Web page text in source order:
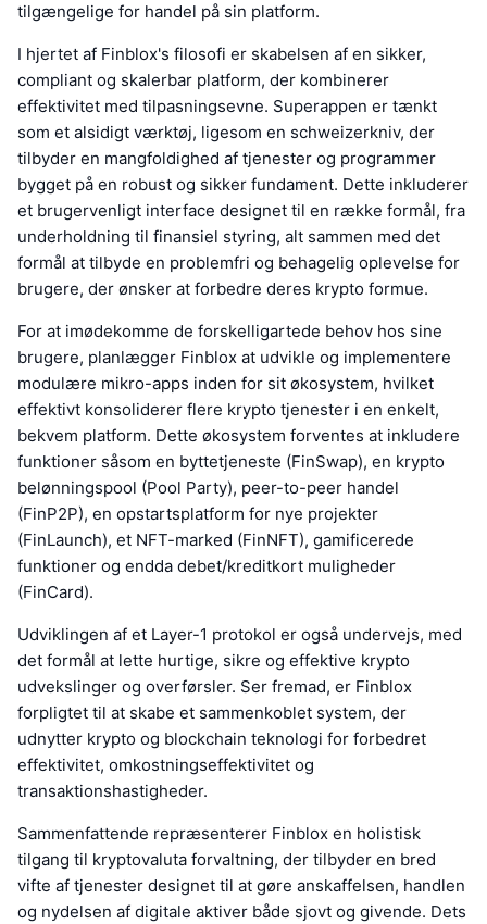
tilgængelige for handel på sin platform.
I hjertet af Finblox's filosofi er skabelsen af en sikker,
compliant og skalerbar platform, der kombinerer
effektivitet med tilpasningsevne. Superappen er tænkt
som et alsidigt værktøj, ligesom en schweizerkniv, der
tilbyder en mangfoldighed af tjenester og programmer
bygget på en robust og sikker fundament. Dette inkluderer
et brugervenligt interface designet til en række formål, fra
underholdning til finansiel styring, alt sammen med det
formål at tilbyde en problemfri og behagelig oplevelse for
brugere, der ønsker at forbedre deres krypto formue.
For at imødekomme de forskelligartede behov hos sine
brugere, planlægger Finblox at udvikle og implementere
modulære mikro-apps inden for sit økosystem, hvilket
effektivt konsoliderer flere krypto tjenester i en enkelt,
bekvem platform. Dette økosystem forventes at inkludere
funktioner såsom en byttetjeneste (FinSwap), en krypto
belønningspool (Pool Party), peer-to-peer handel
(FinP2P), en opstartsplatform for nye projekter
(FinLaunch), et NFT-marked (FinNFT), gamificerede
funktioner og endda debet/kreditkort muligheder
(FinCard).
Udviklingen af et Layer-1 protokol er også undervejs, med
det formål at lette hurtige, sikre og effektive krypto
udvekslinger og overførsler. Ser fremad, er Finblox
forpligtet til at skabe et sammenkoblet system, der
udnytter krypto og blockchain teknologi for forbedret
effektivitet, omkostningseffektivitet og
transaktionshastigheder.
Sammenfattende repræsenterer Finblox en holistisk
tilgang til kryptovaluta forvaltning, der tilbyder en bred
vifte af tjenester designet til at gøre anskaffelsen, handlen
og nydelsen af digitale aktiver både sjovt og givende. Dets